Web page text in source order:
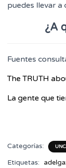
puedes llevar a
¿A
Fuentes
The TRUTH
La gente que
Categorías:
Etiquetas: